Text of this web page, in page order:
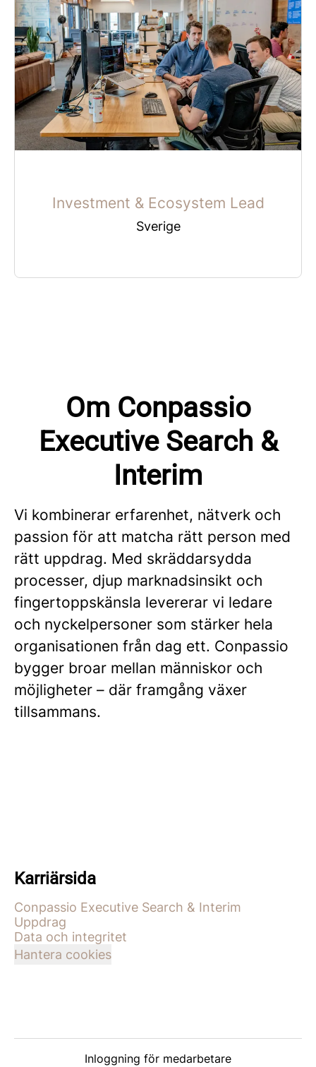
Investment & Ecosystem Lead
Sverige
Om Conpassio
Executive Search &
Interim
Vi kombinerar erfarenhet, nätverk och
passion för att matcha rätt person med
rätt uppdrag. Med skräddarsydda
processer, djup marknadsinsikt och
fingertoppskänsla levererar vi ledare
och nyckelpersoner som stärker hela
organisationen från dag ett. Conpassio
bygger broar mellan människor och
möjligheter – där framgång växer
tillsammans.
Karriärsida
Conpassio Executive Search & Interim
Uppdrag
Data och integritet
Hantera cookies
Inloggning för medarbetare